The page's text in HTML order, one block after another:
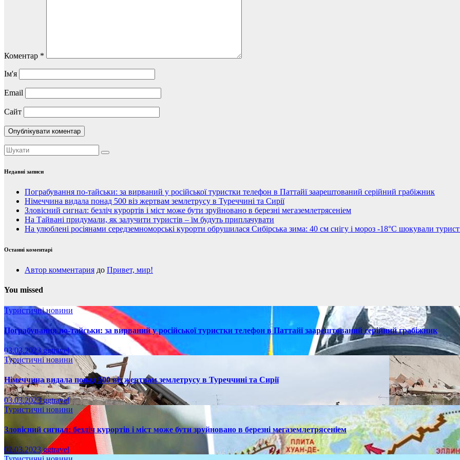
Коментар *
Ім'я
Email
Сайт
Недавні записи
Пограбування по-тайськи: за вирваний у російської туристки телефон в Паттайї заарештований серійний грабіжник
Німеччина видала понад 500 віз жертвам землетрусу в Туреччині та Сирії
Зловісний сигнал: безліч курортів і міст може бути зруйновано в березні мегаземлетрясеніем
На Тайвані придумали, як залучити туристів – їм будуть приплачувати
На улюблені росіянами середземноморські курорти обрушилася Сибірська зима: 40 см снігу і мороз -18°C шокували
Останні коментарі
Автор комментария до Привет, мир!
You missed
Туристичні новини
Пограбування по-тайськи: за вирваний у російської туристки телефон в Паттайї заарештований серійний грабіжник
03.03.2023ggtravel
Туристичні новини
Німеччина видала понад 500 віз жертвам землетрусу в Туреччині та Сирії
03.03.2023ggtravel
Туристичні новини
Зловісний сигнал: безліч курортів і міст може бути зруйновано в березні мегаземлетрясеніем
02.03.2023ggtravel